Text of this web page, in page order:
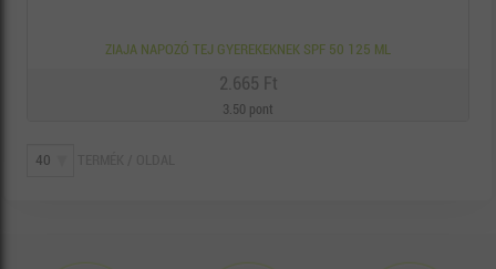
ZIAJA NAPOZÓ TEJ GYEREKEKNEK SPF 50 125 ML
2.665 Ft
3.50 pont